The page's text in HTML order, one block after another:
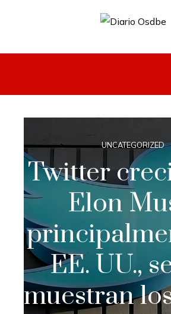
UNCATEGORIZED
Twitter
Elon
EE. UU.,
muestran